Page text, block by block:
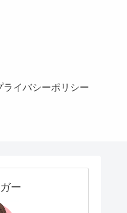
ライバシーポリシー
ー